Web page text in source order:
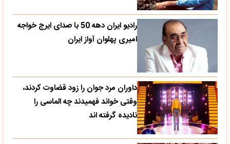
رادیو ایران دهه 50 با صدای ایرج خواجه
امیری پهلوان آواز ایران
داوران مرد جوان را زود قضاوت کردند،
وقتی خواند فهمیدند چه الماسی را
نادیده گرفته اند